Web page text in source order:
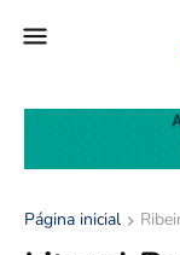
Página inicial